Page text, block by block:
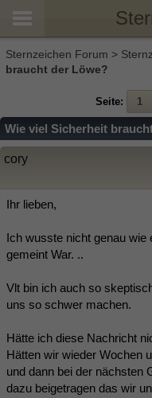
Sternzeichen Forum >
braucht der Löwe?
Seite: 1
Wie viel Sicherheit
cory
Ihr lieben,
Ich wusste nicht genau wie
gemeint War. ..
Vlt bin ich auch so
uns so schwer machen.
Hätte ich diese Nachricht
Hätten wir wieder Wochen
und dann bei der nächsten
dazu beigetragen das wir